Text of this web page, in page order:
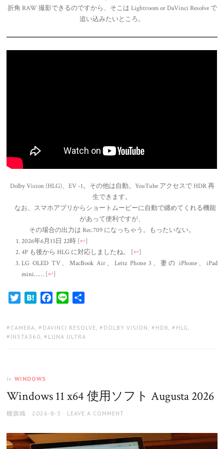
折角 RAW 撮影できるのですから、そこは Lightroom or DaVinci Resolve で
追い込みたいところ。
Dolby Vision (HLG)、EV -1。その他は自動。YouTube アクセスで HDR 再
生できます。
なお、スマホアプリからショートムービーに自動で纏めてくれる機能
があって便利ですが、
その場合の出力は Rec.709 になっちゃう。もったいない。
2026年6月15日 22時 [↩]
4P も後から HLG に対応しましたね。
[↩]
LG OLED TV、MacBook Air、Leitz Phone 3、妻の iPhone、iPad
mini…… [↩]
TwitterHatenaFacebook
Line
TAGS:
CAMERA, DAVINCI RESOLVE, DOLBY VISION , HDR, HLG ,
INSTA360, LUNA ULTRA
In WINDOWS
Windows 11 x64 使用ソフト Augusta 2026
AUTHOR
棚旗織
POSTED
2026-8-3 LEAVE A COMMENT